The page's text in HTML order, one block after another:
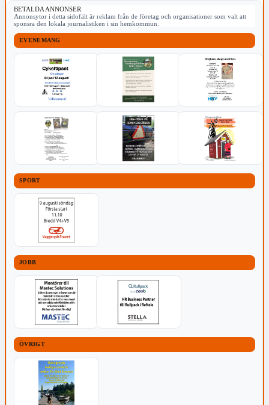
BETALDA ANNONSER
Annonsytor i detta sidofält är reklam från de företag och organisationer som valt att
sponsra den lokala journalistiken i sin hemkommun.
EVENEMANG
SPORT
JOBB
ÖVRIGT